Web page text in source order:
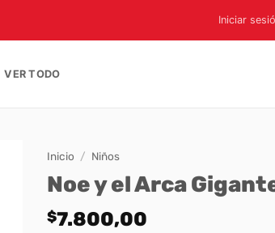
Iniciar
VER TODO
Inicio / Niños
Noe y el Arca
$7.800,00